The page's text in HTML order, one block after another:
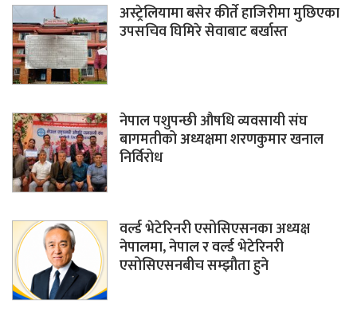
अस्ट्रेलियामा बसेर कीर्ते हाजिरीमा मुछिएका
उपसचिव घिमिरे सेवाबाट बर्खास्त
नेपाल पशुपन्छी औषधि व्यवसायी संघ
बागमतीको अध्यक्षमा शरणकुमार खनाल
निर्विरोध
वर्ल्ड भेटेरिनरी एसोसिएसनका अध्यक्ष
नेपालमा, नेपाल र वर्ल्ड भेटेरिनरी
एसोसिएसनबीच सम्झौता हुने